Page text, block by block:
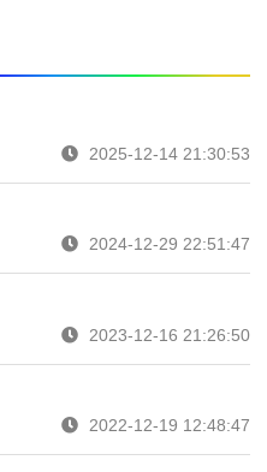
2025-12-14 21:30:53
2024-12-29 22:51:47
2023-12-16 21:26:50
2022-12-19 12:48:47